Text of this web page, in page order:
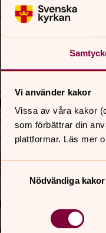
Vi använder kakor
Vissa av våra kakor
som förbättrar din
plattformar. Läs mer
Samtyckesval
Nödvändiga kakor